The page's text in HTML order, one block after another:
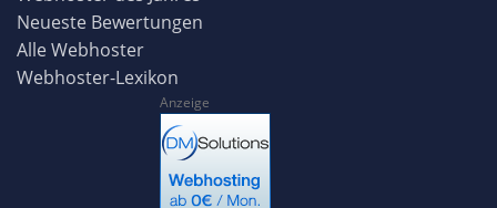
Neueste Bewertungen
Alle Webhoster
Webhoster-Lexikon
Anzeige